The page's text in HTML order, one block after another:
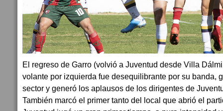
El regreso de Garro (volvió a Juventud desde Villa
volante por izquierda fue desequilibrante por su banda,
sector y generó los aplausos de los dirigentes de
También marcó el primer tanto del local que abrió el